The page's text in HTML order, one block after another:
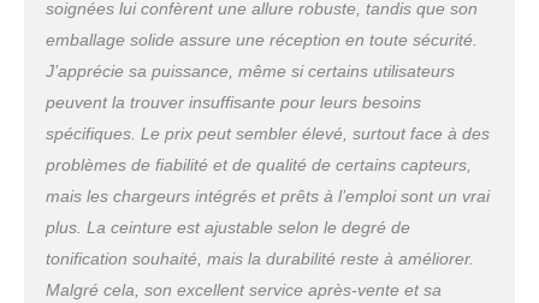
d'impulsions, le corps consommera de l'énergie
par la contraction musculaire, amenant la forme
physique et la perte de graisse à un niveau
Electrostimulation Utilisation Simple Et SûRe】
1.Installer le contrôleur,2.Déchirer le film
protecteur et vaporiser de l'eau.3.Fixer la
electrostimulateur musculaire à la taille/aux
bouton "M" pendant 2 secondes pour allumer la
machine et ajuster la force confortable. Il s'agit
non seulement d'une aide à l'entraînement,
soignées lui confèrent une allure robuste, tandis que son
emballage solide assure une réception en toute sécurité.
J’apprécie sa puissance, même si certains utilisateurs
peuvent la trouver insuffisante pour leurs besoins
spécifiques. Le prix peut sembler élevé, surtout face à des
problèmes de fiabilité et de qualité de certains capteurs,
mais les chargeurs intégrés et prêts à l’emploi sont un vrai
plus. La ceinture est ajustable selon le degré de
tonification souhaité, mais la durabilité reste à améliorer.
Malgré cela, son excellent service après-vente et sa